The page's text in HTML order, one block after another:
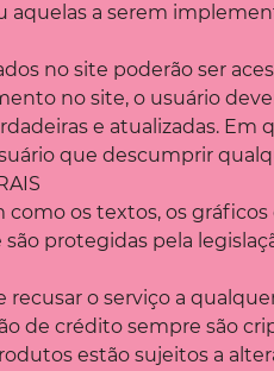
aquelas a serem
no site poderão ser
no site, o usuário
e atualizadas.
que descumprir
os textos, os
protegidas pela
recusar o serviço a
de crédito sempre são
estão sujeitos a